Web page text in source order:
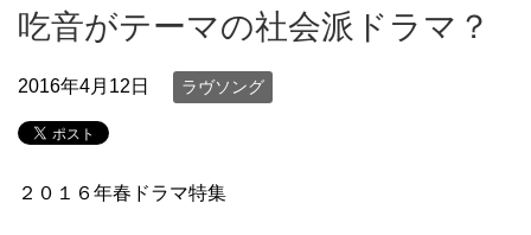
吃音がテーマの社会派ドラマ？
2016年4月12日 ラヴソング
２０１６年春ドラマ特集